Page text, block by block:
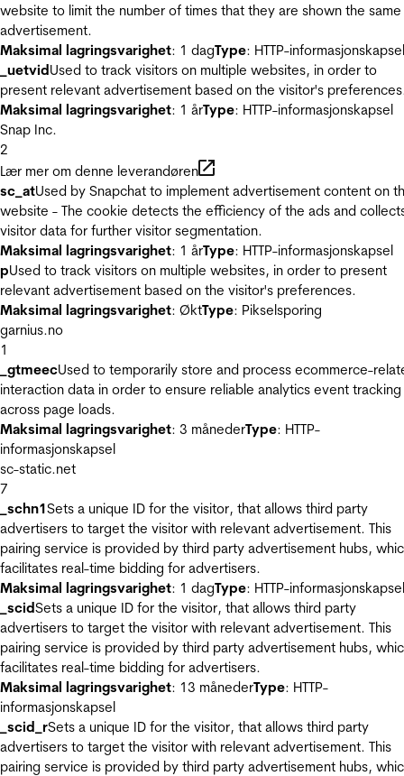
website to limit the number of times that they are shown the same
advertisement.
Maksimal lagringsvarighet: 1 dagType: HTTP-informasjonskapsel
_uetvidUsed to track visitors on multiple websites, in order to
present relevant advertisement based on the visitor's
Maksimal lagringsvarighet: 1 årType: HTTP-informasjonskapsel
Snap Inc.
2
Lær mer om denne leverandøren
sc_atUsed by Snapchat to implement advertisement content on
website - The cookie detects the efficiency of the ads and
visitor data for further visitor segmentation.
Maksimal lagringsvarighet: 1 årType: HTTP-informasjonskapsel
pUsed to track visitors on multiple websites, in order to present
relevant advertisement based on the visitor's preferences.
Maksimal lagringsvarighet: ØktType: Pikselsporing
garnius.no
1
_gtmeecUsed to temporarily store and process ecommerce-
interaction data in order to ensure reliable analytics event tracking
across page loads.
Maksimal lagringsvarighet: 3 månederType: HTTP-
informasjonskapsel
sc-static.net
7
_schn1Sets a unique ID for the visitor, that allows third party
advertisers to target the visitor with relevant advertisement. This
pairing service is provided by third party advertisement hubs,
facilitates real-time bidding for advertisers.
Maksimal lagringsvarighet: 1 dagType: HTTP-informasjonskapsel
_scidSets a unique ID for the visitor, that allows third party
advertisers to target the visitor with relevant advertisement. This
pairing service is provided by third party advertisement hubs,
facilitates real-time bidding for advertisers.
Maksimal lagringsvarighet: 13 månederType: HTTP-
informasjonskapsel
_scid_rSets a unique ID for the visitor, that allows third party
advertisers to target the visitor with relevant advertisement. This
pairing service is provided by third party advertisement hubs,